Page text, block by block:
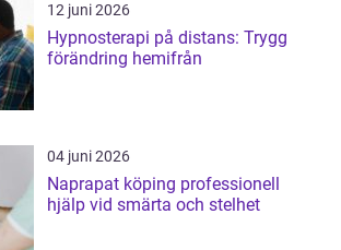
12 juni 2026
Hypnosterapi på distans: Trygg
förändring hemifrån
04 juni 2026
Naprapat köping professionell
hjälp vid smärta och stelhet